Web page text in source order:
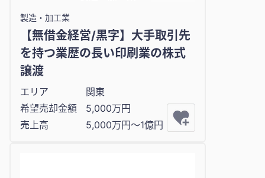
製造・加工業
【無借金経営/黒字】大手取引先
を持つ業歴の長い印刷業の株式
譲渡
エリア
関東
希望売却金額
5,000万円
売上高
5,000万円〜1億円